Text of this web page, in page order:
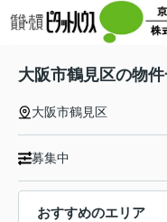
大阪市鶴見区の物
大阪市鶴見区
募集中
おすすめのエリア